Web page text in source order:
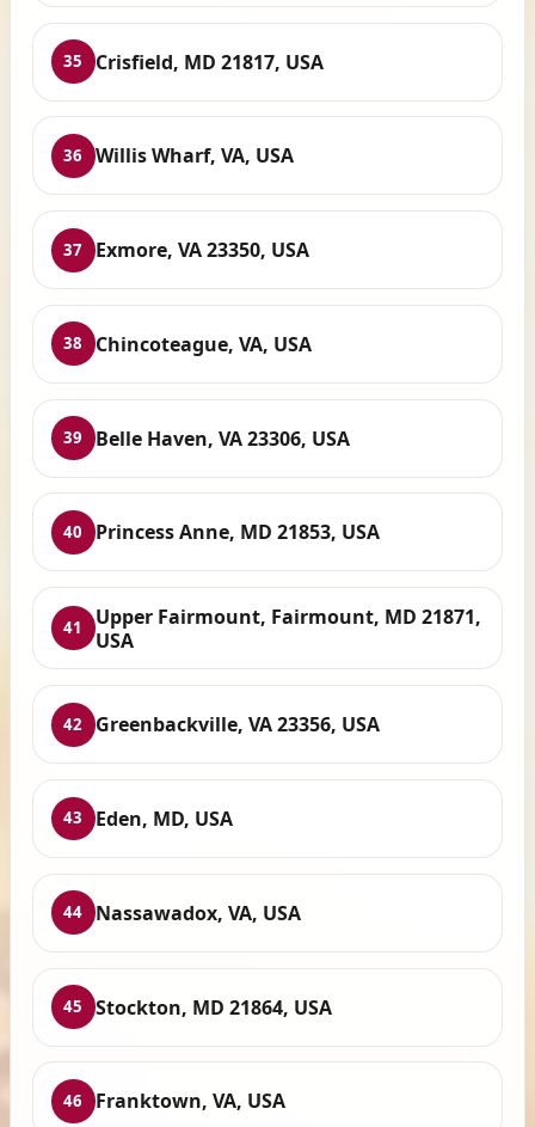
35 Crisfield, MD 21817, USA
36 Willis Wharf, VA, USA
37 Exmore, VA 23350, USA
38 Chincoteague, VA, USA
39 Belle Haven, VA 23306, USA
40 Princess Anne, MD 21853, USA
41
Upper Fairmount, Fairmount, MD 21871,
USA
42 Greenbackville, VA 23356, USA
43 Eden, MD, USA
44 Nassawadox, VA, USA
45 Stockton, MD 21864, USA
46 Franktown, VA, USA